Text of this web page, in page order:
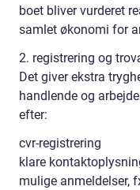
boet bliver vurderet
samlet økonomi for
2. registrering og
Det giver ekstra
handlende og
efter:
cvr-registrering
klare
mulige anmeldelser,